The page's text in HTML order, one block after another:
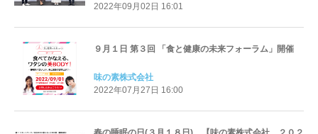
2022年09月02日 16:01
９月１日 第３回 「食と健康の未来フォーラム」開催
味の素株式会社
2022年07月27日 16:00